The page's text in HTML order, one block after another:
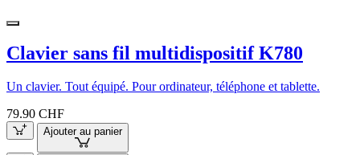
Clavier sans fil multidispositif K780
Un clavier. Tout équipé. Pour ordinateur, téléphone et tablette.
79.90 CHF
Ajouter au panier